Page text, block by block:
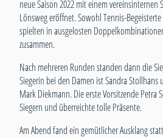
neue Saison 2022 mit einem vereinsinternen
Lönsweg eröffnet. Sowohl Tennis-
spielten in ausgelosten
zusammen.
Nach mehreren Runden standen dann die
Siegerin bei den Damen ist Sandra Stollhans
Mark Diekmann. Die erste Vorsitzende Petra
Siegern und überreichte tolle Präsente.
Am Abend fand ein gemütlicher Ausklang